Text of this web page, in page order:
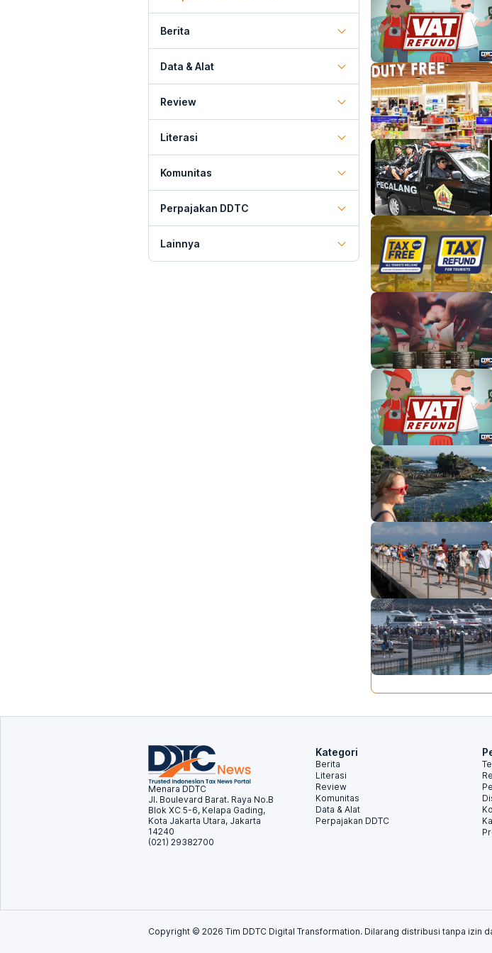
Berita
Data & Alat
Review
Literasi
Komunitas
Perpajakan DDTC
Lainnya
Menara DDTC
Jl. Boulevard Barat. Raya No.B
Blok XC 5-6, Kelapa Gading,
Kota Jakarta Utara, Jakarta
14240
(021) 29382700
Kategori
Berita
Literasi
Review
Komunitas
Data & Alat
Perpajakan DDTC
Copyright © 2026 Tim DDTC Digital Transformation. Dilarang distribusi tanpa izin